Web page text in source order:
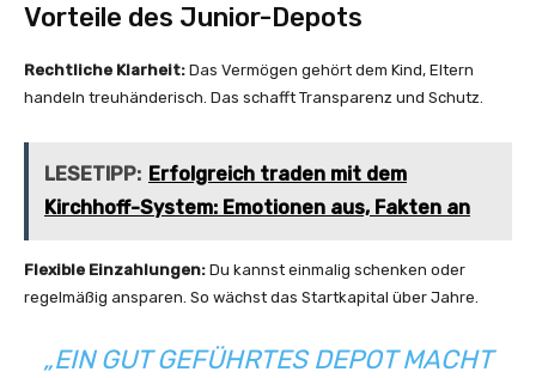
Vorteile des Junior-Depots
Rechtliche Klarheit: Das Vermögen gehört dem Kind, Eltern
handeln treuhänderisch. Das schafft Transparenz und Schutz.
LESETIPP: Erfolgreich traden mit dem
Kirchhoff-System: Emotionen aus, Fakten an
Flexible Einzahlungen: Du kannst einmalig schenken oder
regelmäßig ansparen. So wächst das Startkapital über Jahre.
„EIN GUT GEFÜHRTES DEPOT MACHT